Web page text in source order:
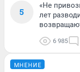
5
«Не
лет
6 985
МНЕНИЕ